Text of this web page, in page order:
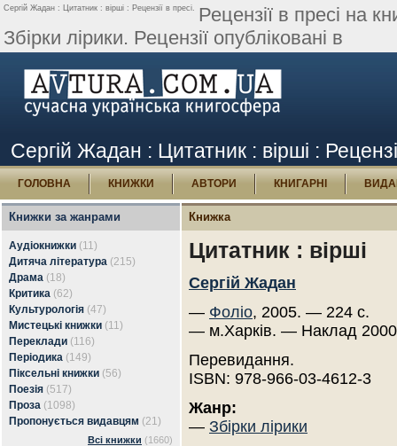
Сергій Жадан : Цитатник : вірші : Рецензії в пресі. Рецензії в пресі на
Збірки лірики. Рецензії опубліковані в
Сергій Жадан : Цитатник : вірші :
ГОЛОВНА КНИЖКИ АВТОРИ КНИГАРНІ
Книжки за жанрами
Аудіокнижки (11)
Дитяча література (215)
Драма (18)
Критика (62)
Культурологія (47)
Мистецькі книжки (11)
Переклади (116)
Періодика (149)
Піксельні книжки (56)
Поезія (517)
Проза (1098)
Пропонується видавцям (21)
Всі книжки (1660)
Книжка
Цитатник : вірші
Сергій Жадан
— Фоліо, 2005. — 224 с.
— м.Харків. — Наклад
Перевидання.
ISBN: 978-966-03-4612-3
Жанр:
— Збірки лірики